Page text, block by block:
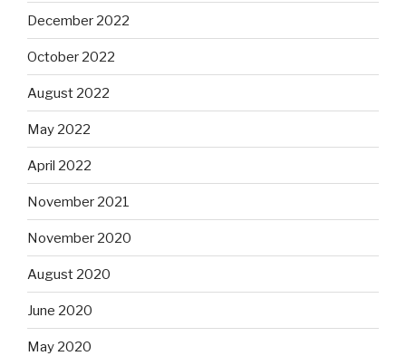
December 2022
October 2022
August 2022
May 2022
April 2022
November 2021
November 2020
August 2020
June 2020
May 2020